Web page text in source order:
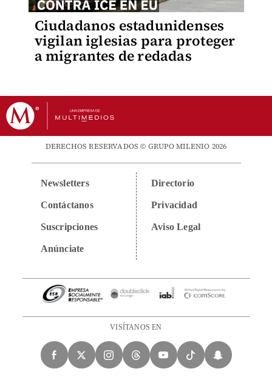
Ciudadanos estadunidenses
vigilan iglesias para proteger
a migrantes de redadas
DERECHOS RESERVADOS © GRUPO MILENIO 2026
Newsletters
Contáctanos
Suscripciones
Anúnciate
Directorio
Privacidad
Aviso Legal
VISÍTANOS EN